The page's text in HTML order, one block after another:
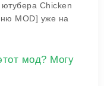
Chicken
MOD] уже на
мод? Могу